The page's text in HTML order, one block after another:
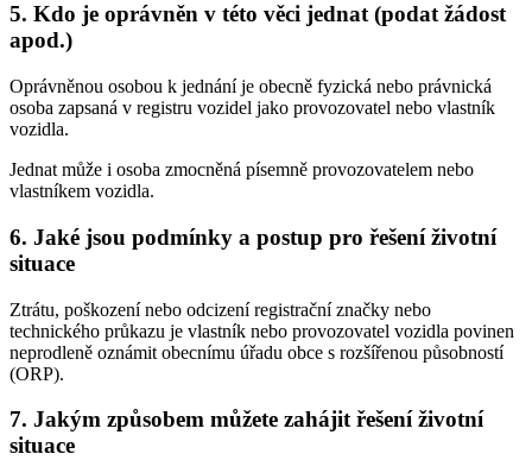
5. Kdo je oprávněn v této věci jednat (podat žádost
apod.)
Oprávněnou osobou k jednání je obecně fyzická nebo právnická
osoba zapsaná v registru vozidel jako provozovatel nebo vlastník
vozidla.
Jednat může i osoba zmocněná písemně provozovatelem nebo
vlastníkem vozidla.
6. Jaké jsou podmínky a postup pro řešení životní
situace
Ztrátu, poškození nebo odcizení registrační značky nebo
technického průkazu je vlastník nebo provozovatel vozidla povinen
neprodleně oznámit obecnímu úřadu obce s rozšířenou působností
(ORP).
7. Jakým způsobem můžete zahájit řešení životní
situace